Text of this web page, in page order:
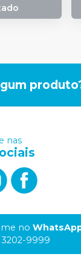
nas
no
3202-9999